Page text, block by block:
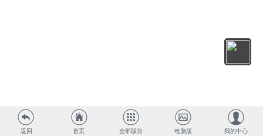
返回 首页 全部版块 电脑版 我的中心